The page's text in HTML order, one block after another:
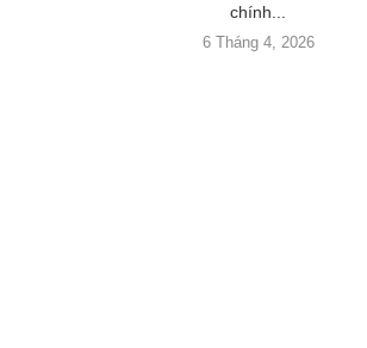
chính...
6 Tháng 4, 2026